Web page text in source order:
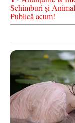
Schimburi și
Publică acum!